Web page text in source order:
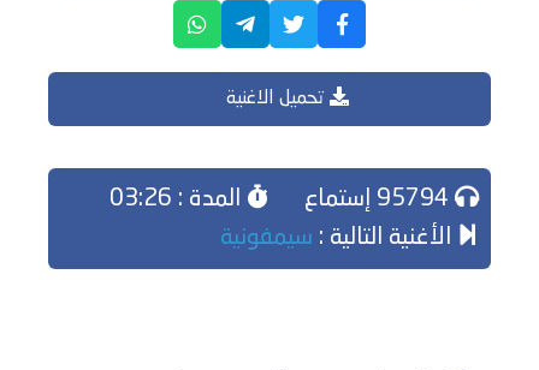
تحميل الاغنية
المدة : 03:26
الأغنية التالية : سيمفونية